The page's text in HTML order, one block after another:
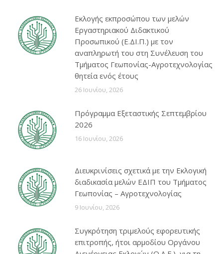
Εκλογής εκπροσώπου των μελών
Εργαστηριακού Διδακτικού
Προσωπικού (Ε.ΔΙ.Π.) με τον
αναπληρωτή του στη Συνέλευση του
Τμήματος Γεωπονίας-Αγροτεχνολογίας
θητεία ενός έτους
26 Ιουνίου, 2026
Πρόγραμμα Εξεταστικής Σεπτεμβρίου
2026
16 Ιουνίου, 2026
Διευκρινίσεις σχετικά με την Εκλογική
διαδικασία μελών ΕΔΙΠ του Τμήματος
Γεωπονίας – Αγροτεχνολογίας
9 Ιουνίου, 2026
Συγκρότηση τριμελούς εφορευτικής
επιτροπής, ήτοι αρμοδίου Οργάνου